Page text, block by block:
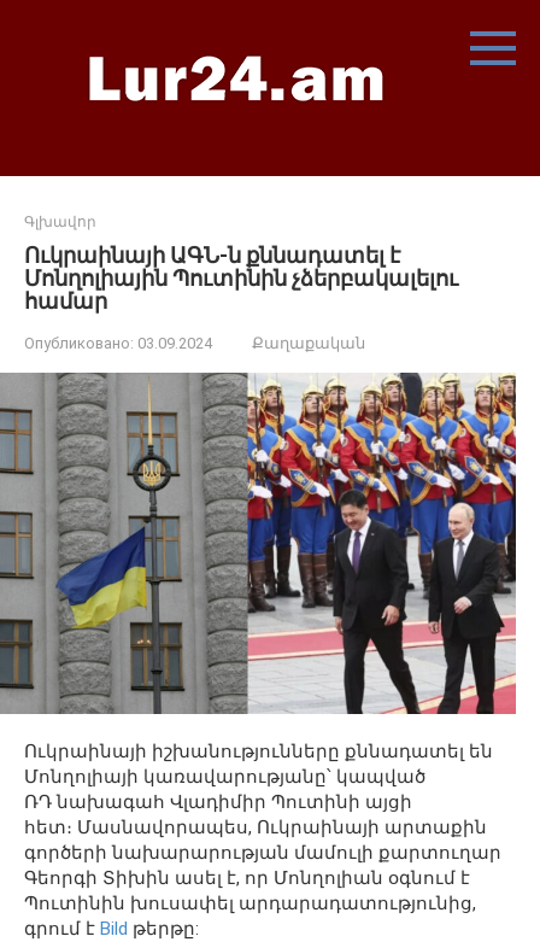
Գլխավոր
Ուկրաինայի ԱԳՆ-ն քննադատել է
Մոնղոլիային Պուտինին չձերբակալելու
համար
Опубликовано: 03.09.2024 Քաղաքական
Ուկրաինայի իշխանությունները քննադատել են
Մոնղոլիայի կառավարությանը՝ կապված
ՌԴ նախագահ Վլադիմիր Պուտինի այցի
հետ։ Մասնավորապես, Ուկրաինայի արտաքին
գործերի նախարարության մամուլի քարտուղար
Գեորգի Տիխին ասել է, որ Մոնղոլիան օգնում է
Պուտինին խուսափել արդարադատությունից,
գրում է Bild թերթը: